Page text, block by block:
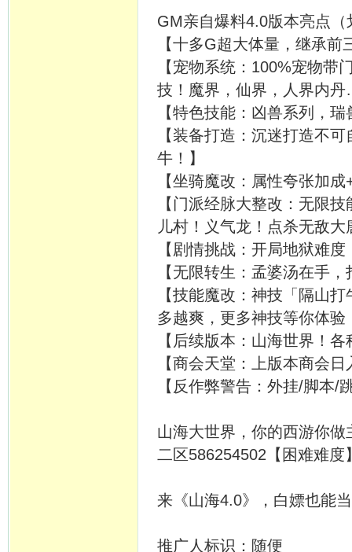
GM亲自爆料4.0版本亮点（
【十多G超大体量，继承
【宠物系统：100%宠物带
技！魔界，仙界，人界内
【特色技能：凶兽系列，
【装备打造：沉迷打造不
牛！】
【坐骑魔改：属性夸张加
【门派经脉大整改：无限
儿村！义气龙！点杀无敌
【剧情挑战：开局地狱难
【无限转生：孟婆汤在手
【技能魔改：神技「隔山
多越爽，更多神技等你体验
【后续版本：山海世界！
【商会天堂：上版本商会
【反作弊警告：外挂/脚本
山海大世界，你的西游你做
二区586254502【困难难
来《山海4.0》，白嫖也能
推广人标识：随便